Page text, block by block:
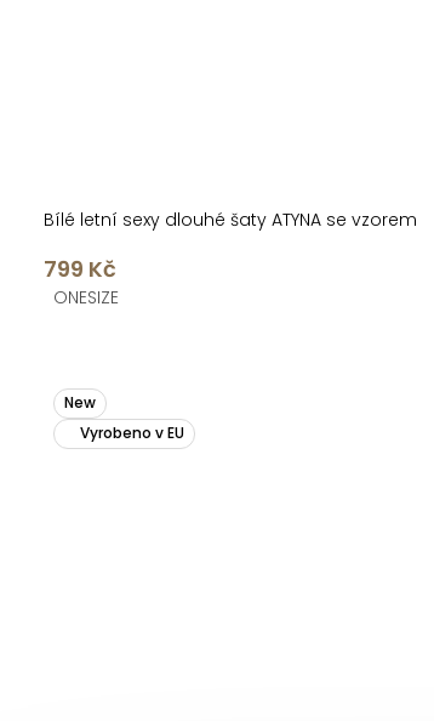
Bílé letní sexy dlouhé šaty ATYNA se vzorem
799 Kč
ONESIZE
New
Vyrobeno v EU